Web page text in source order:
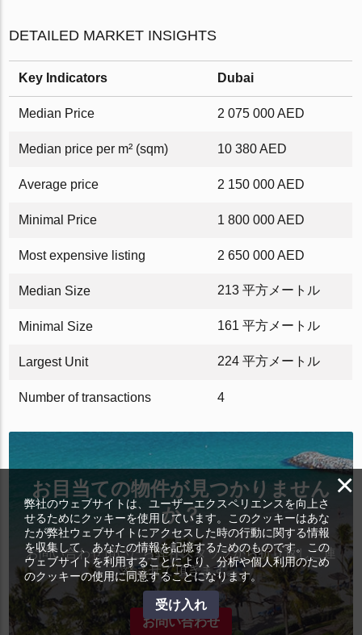
DETAILED MARKET INSIGHTS
Key Indicators Dubai
Median Price 2 075 000 AED
Median price per m² (sqm) 10 380 AED
Average price 2 150 000 AED
Minimal Price 1 800 000 AED
Most expensive listing 2 650 000 AED
Median Size 213 平方メートル
Minimal Size 161 平方メートル
Largest Unit 224 平方メートル
Number of transactions 4
お目当ての物件が見つかりません
か？
お問い合わせ頂いたら弊社スタッフから折り返しご連
絡させて頂きます。
お問い合わせ
×
弊社のウェブサイトは、ユーザーエクスペリエンスを向上さ
せるためにクッキーを使用しています。このクッキーはあな
たが弊社ウェブサイトにアクセスした時の行動に関する情報
を収集して、あなたの情報を記憶するためのものです。この
ウェブサイトを利用することにより、分析や個人利用のため
のクッキーの使用に同意することになります。
受け入れ